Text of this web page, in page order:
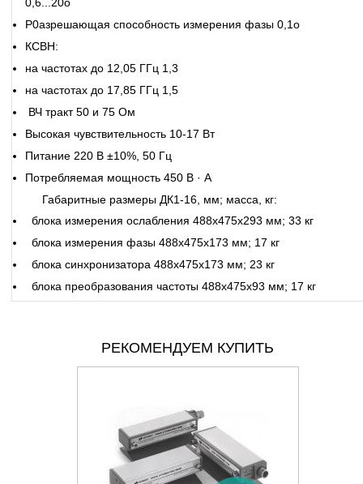
0,6...20o
Р0азрешающая способность измерения фазы 0,1o
КСВН:
на частотах до 12,05 ГГц 1,3
на частотах до 17,85 ГГц 1,5
ВЧ тракт 50 и 75 Ом
Высокая чувствительность 10-17 Вт
Питание 220 В ±10%, 50 Гц
Потребляемая мощность 450 В · А
Габаритные размеры ДК1-16, мм; масса, кг:
блока измерения ослабления 488х475х293 мм; 33 кг
блока измерения фазы 488х475х173 мм; 17 кг
блока синхронизатора 488х475х173 мм; 23 кг
блока преобразования частоты 488х475х93 мм; 17 кг
РЕКОМЕНДУЕМ КУПИТЬ